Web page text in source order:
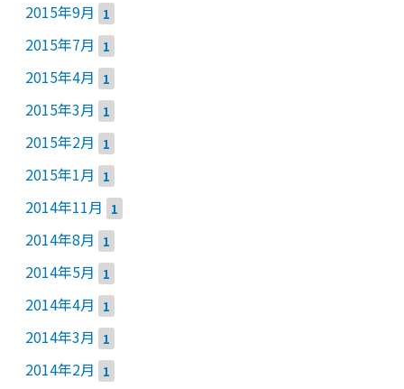
2015年9月 1
2015年7月 1
2015年4月 1
2015年3月 1
2015年2月 1
2015年1月 1
2014年11月 1
2014年8月 1
2014年5月 1
2014年4月 1
2014年3月 1
2014年2月 1